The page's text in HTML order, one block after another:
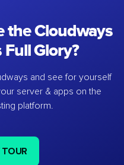
the Cloudways
Glory?
and see for yourself
server & apps on the
platform.